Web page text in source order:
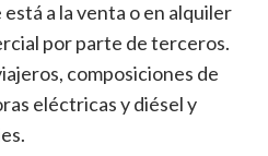
a la venta o en alquiler
por parte de terceros.
composiciones de
eléctricas y diésel y